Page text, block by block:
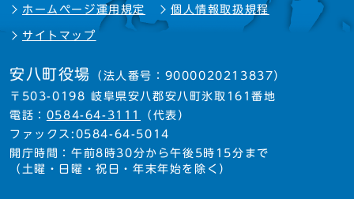
ホームページ運用規定 個人情報取扱規程
サイトマップ
安八町役場 （法人番号：9000020213837）
〒503-0198 岐阜県安八郡安八町氷取161番地
電話： 0584-64-3111
（代表）
ファックス:0584-64-5014
開庁時間：午前8時30分から午後5時15分まで
（土曜・日曜・祝日・年末年始を除く）